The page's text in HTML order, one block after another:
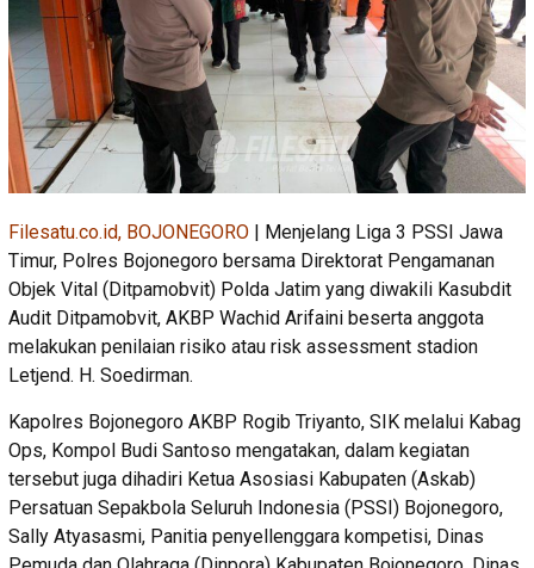
Filesatu.co.id, BOJONEGORO | Menjelang Liga 3 PSSI Jawa
Timur, Polres Bojonegoro bersama Direktorat Pengamanan
Objek Vital (Ditpamobvit) Polda Jatim yang diwakili Kasubdit
Audit Ditpamobvit, AKBP Wachid Arifaini beserta anggota
melakukan penilaian risiko atau risk assessment stadion
Letjend. H. Soedirman.
Kapolres Bojonegoro AKBP Rogib Triyanto, SIK melalui Kabag
Ops, Kompol Budi Santoso mengatakan, dalam kegiatan
tersebut juga dihadiri Ketua Asosiasi Kabupaten (Askab)
Persatuan Sepakbola Seluruh Indonesia (PSSI) Bojonegoro,
Sally Atyasasmi, Panitia penyellenggara kompetisi, Dinas